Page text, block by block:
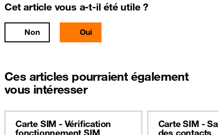
Cet article vous a-t-il été utile ?
Non Oui
Ces articles pourraient également
vous intéresser
Carte SIM - Vérification
fonctionnement SIM
Carte SIM -
des contacts